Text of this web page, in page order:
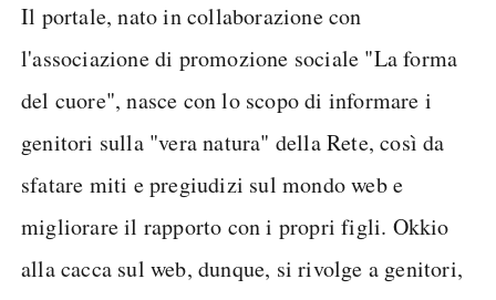
Il portale, nato in collaborazione con
l'associazione di promozione sociale "La forma
del cuore", nasce con lo scopo di informare i
genitori sulla "vera natura" della Rete, così da
sfatare miti e pregiudizi sul mondo web e
migliorare il rapporto con i propri figli. Okkio
alla cacca sul web, dunque, si rivolge a genitori,